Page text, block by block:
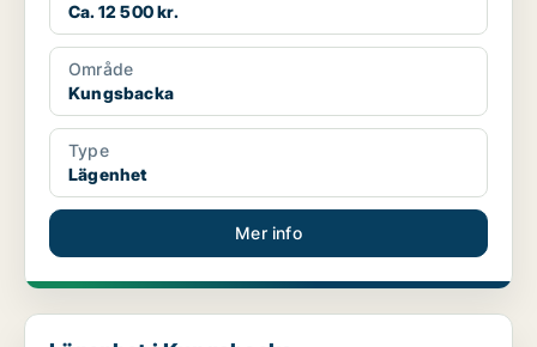
Ca. 12 500 kr.
Område
Kungsbacka
Type
Lägenhet
Mer info
Lägenhet i Kungsbacka